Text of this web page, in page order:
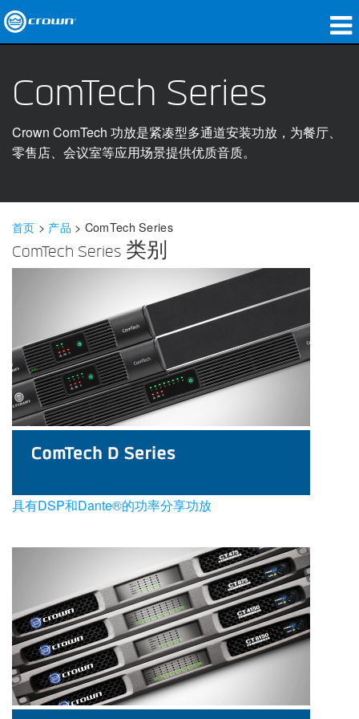
应用领域
网络音频传输
案例研究
关于我们
培训
语言/地区
ComTech Series
Crown ComTech 功放是紧凑型多通道安装功放，为餐厅、
零售店、会议室等应用场景提供优质音质。
首页 > 产品 > ComTech Series
ComTech Series 类别
具有DSP和Dante®的功率分享功放